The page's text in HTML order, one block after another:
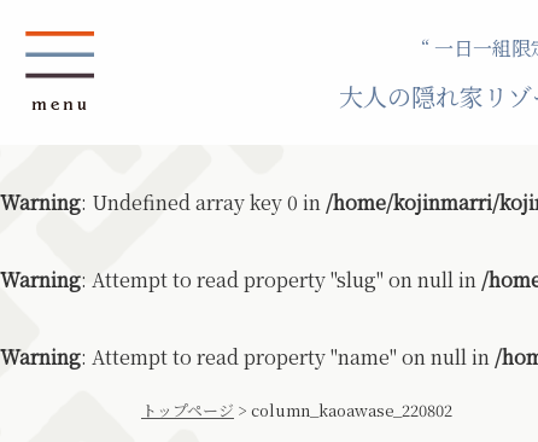
“ 一日一組限
大人の隠れ家リ
Warning: Undefined array key 0 in /home/kojinmarri/
Warning: Attempt to read property "slug" on null in /
Warning: Attempt to read property "name" on null in /
トップページ > column_kaoawase_220802